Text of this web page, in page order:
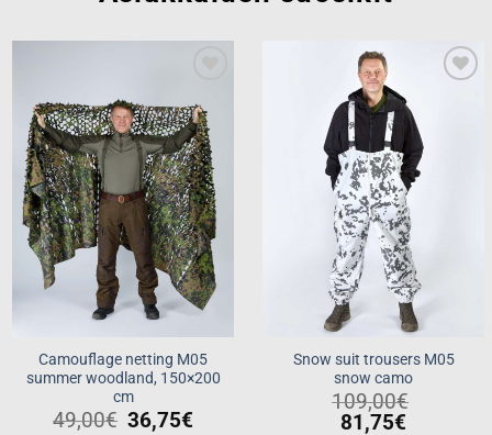
wishlist
Camouflage netting M05
summer woodland, 150×200
cm
49,00€ 36,75€
Snow suit trousers M05
snow camo
109,00€
81,75€